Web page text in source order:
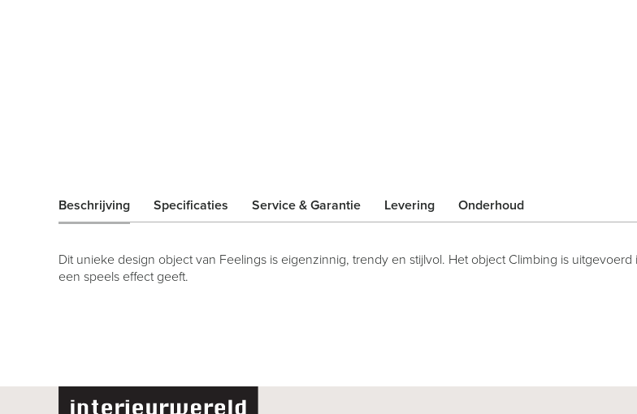
Beschrijving
Dit unieke design object van Feelings is eigenzinnig, trendy en stijlvol. Het object Climbing is
een speels effect geeft.
Specificaties Service & Garantie Levering Onderhoud